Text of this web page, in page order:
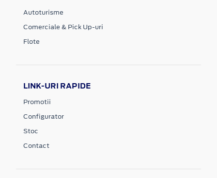
Autoturisme
Comerciale & Pick Up-uri
Flote
LINK-URI RAPIDE
Promotii
Configurator
Stoc
Contact